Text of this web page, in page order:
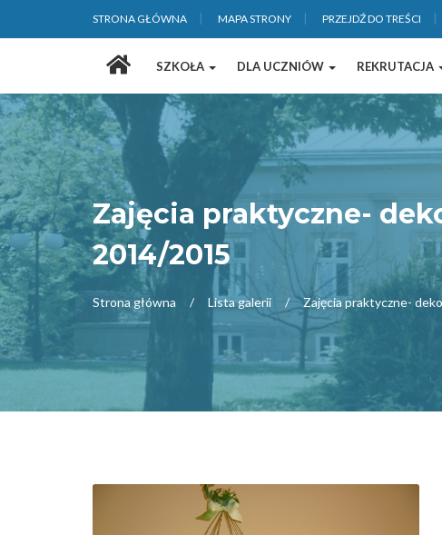
STRONA GŁÓWNA MAPA STRONY PRZEJDŹ DO TREŚCI
główna
SZKOŁA DLA UCZNIÓW REKRUTACJA
Zajęcia praktyczne-
2014/2015
Strona główna Lista galerii Zajęcia praktyczne-